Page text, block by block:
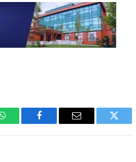
WhatsAppFacebook Email Twitter